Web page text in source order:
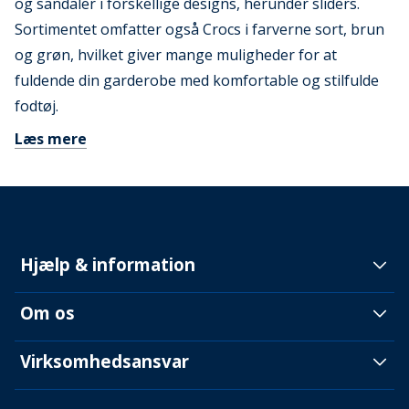
Sortimentet omfatter også Crocs i farverne sort, brun
og grøn, hvilket giver mange muligheder for at
fuldende din garderobe med komfortable og stilfulde
fodtøj.
Læs mere
Hjælp & information
Om os
Virksomhedsansvar